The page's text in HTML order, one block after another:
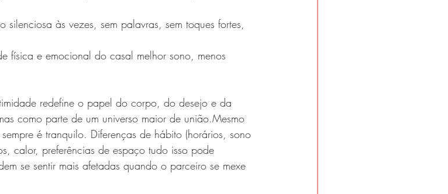
às vezes, sem palavras, sem toques fortes,
física e emocional do casal melhor sono, menos
redefine o papel do corpo, do desejo e da
como parte de um universo maior de união.Mesmo
é tranquilo. Diferenças de hábito (horários, sono
calor, preferências de espaço tudo isso pode
se sentir mais afetadas quando o parceiro se mexe